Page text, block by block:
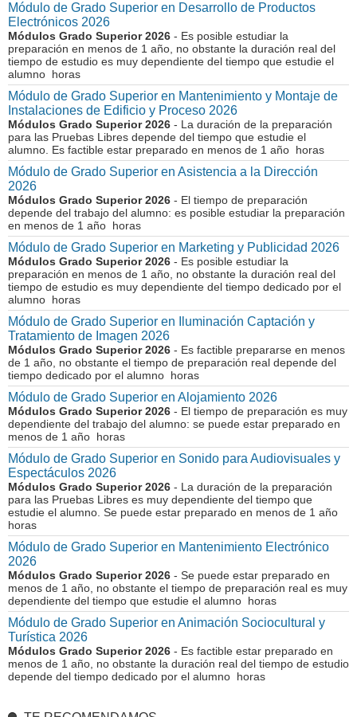
Módulo de Grado Superior en Desarrollo de Productos
Electrónicos 2026
Módulos Grado Superior 2026 - Es posible estudiar la
preparación en menos de 1 año, no obstante la duración real del
tiempo de estudio es muy dependiente del tiempo que estudie el
alumno horas
Módulo de Grado Superior en Mantenimiento y Montaje de
Instalaciones de Edificio y Proceso 2026
Módulos Grado Superior 2026 - La duración de la preparación
para las Pruebas Libres depende del tiempo que estudie el
alumno. Es factible estar preparado en menos de 1 año horas
Módulo de Grado Superior en Asistencia a la Dirección
2026
Módulos Grado Superior 2026 - El tiempo de preparación
depende del trabajo del alumno: es posible estudiar la preparación
en menos de 1 año horas
Módulo de Grado Superior en Marketing y Publicidad 2026
Módulos Grado Superior 2026 - Es posible estudiar la
preparación en menos de 1 año, no obstante la duración real del
tiempo de estudio es muy dependiente del tiempo dedicado por el
alumno horas
Módulo de Grado Superior en Iluminación Captación y
Tratamiento de Imagen 2026
Módulos Grado Superior 2026 - Es factible prepararse en menos
de 1 año, no obstante el tiempo de preparación real depende del
tiempo dedicado por el alumno horas
Módulo de Grado Superior en Alojamiento 2026
Módulos Grado Superior 2026 - El tiempo de preparación es muy
dependiente del trabajo del alumno: se puede estar preparado en
menos de 1 año horas
Módulo de Grado Superior en Sonido para Audiovisuales y
Espectáculos 2026
Módulos Grado Superior 2026 - La duración de la preparación
para las Pruebas Libres es muy dependiente del tiempo que
estudie el alumno. Se puede estar preparado en menos de 1 año
horas
Módulo de Grado Superior en Mantenimiento Electrónico
2026
Módulos Grado Superior 2026 - Se puede estar preparado en
menos de 1 año, no obstante el tiempo de preparación real es muy
dependiente del tiempo que estudie el alumno horas
Módulo de Grado Superior en Animación Sociocultural y
Turística 2026
Módulos Grado Superior 2026 - Es factible estar preparado en
menos de 1 año, no obstante la duración real del tiempo de estudio
depende del tiempo dedicado por el alumno horas